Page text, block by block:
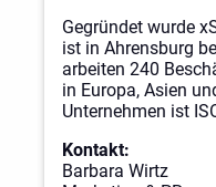
Gegründet wurde
ist in Ahrensburg
arbeiten 240
in Europa, Asien
Unternehmen ist
Kontakt:
Barbara Wirtz